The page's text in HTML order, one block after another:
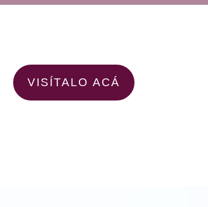
VISÍTALO ACÁ